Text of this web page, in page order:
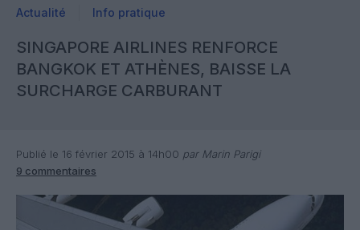
Actualité Info pratique
SINGAPORE AIRLINES RENFORCE
BANGKOK ET ATHÈNES, BAISSE LA
SURCHARGE CARBURANT
Publié le 16 février 2015 à 14h00 par Marin Parigi
9 commentaires